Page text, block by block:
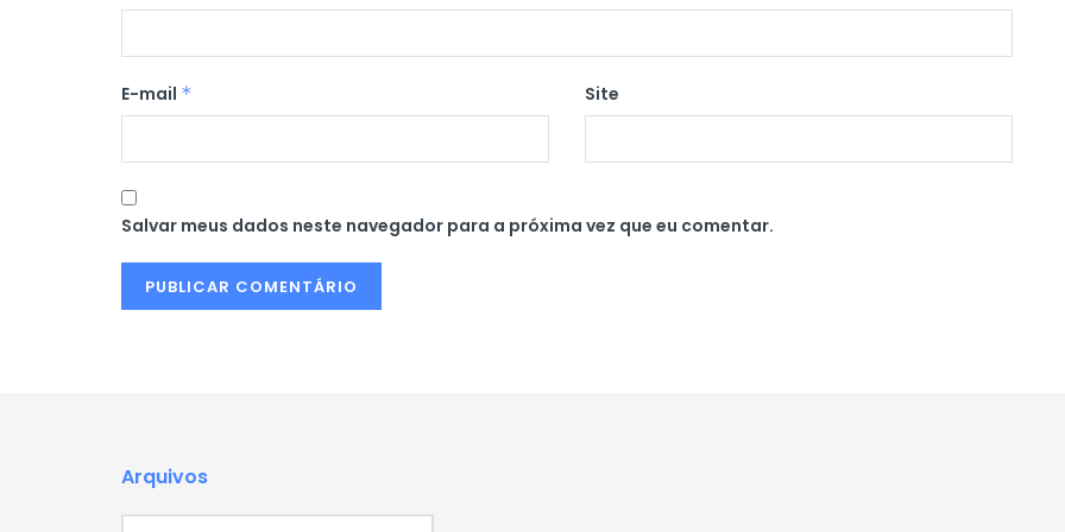
E-mail * Site
Salvar meus dados neste navegador para a próxima vez que eu comentar.
Arquivos